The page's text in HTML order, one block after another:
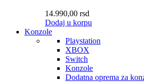
14.990,00 rsd
Dodaj u korpu
Konzole
Playstation
XBOX
Switch
Konzole
Dodatna oprema za